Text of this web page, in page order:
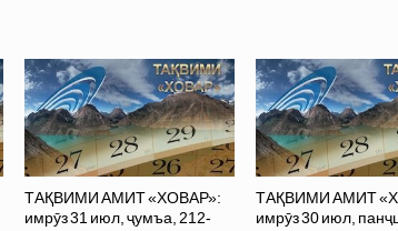
ТАҚВИМИ АМИТ «ХОВАР»:
имрӯз 31 июл, ҷумъа, 212-
ТАҚВИМИ АМИТ
имрӯз 30 июл,